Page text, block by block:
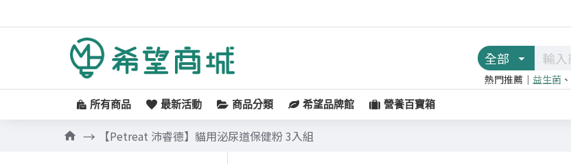
全部
熱門推薦｜益生菌 、
所有商品 最新活動 商品分類 希望品牌館 營養百寶箱
【Petreat 沛睿德】貓用泌尿道保健粉 3入組